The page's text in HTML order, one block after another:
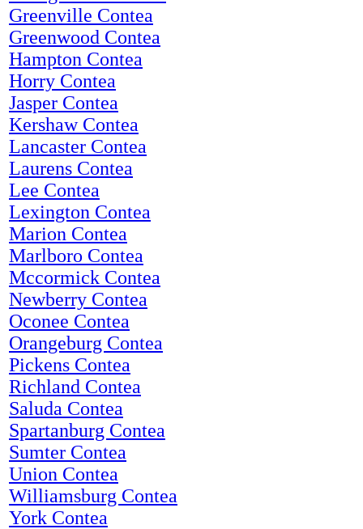
Greenville Contea
Greenwood Contea
Hampton Contea
Horry Contea
Jasper Contea
Kershaw Contea
Lancaster Contea
Laurens Contea
Lee Contea
Lexington Contea
Marion Contea
Marlboro Contea
Mccormick Contea
Newberry Contea
Oconee Contea
Orangeburg Contea
Pickens Contea
Richland Contea
Saluda Contea
Spartanburg Contea
Sumter Contea
Union Contea
Williamsburg Contea
York Contea